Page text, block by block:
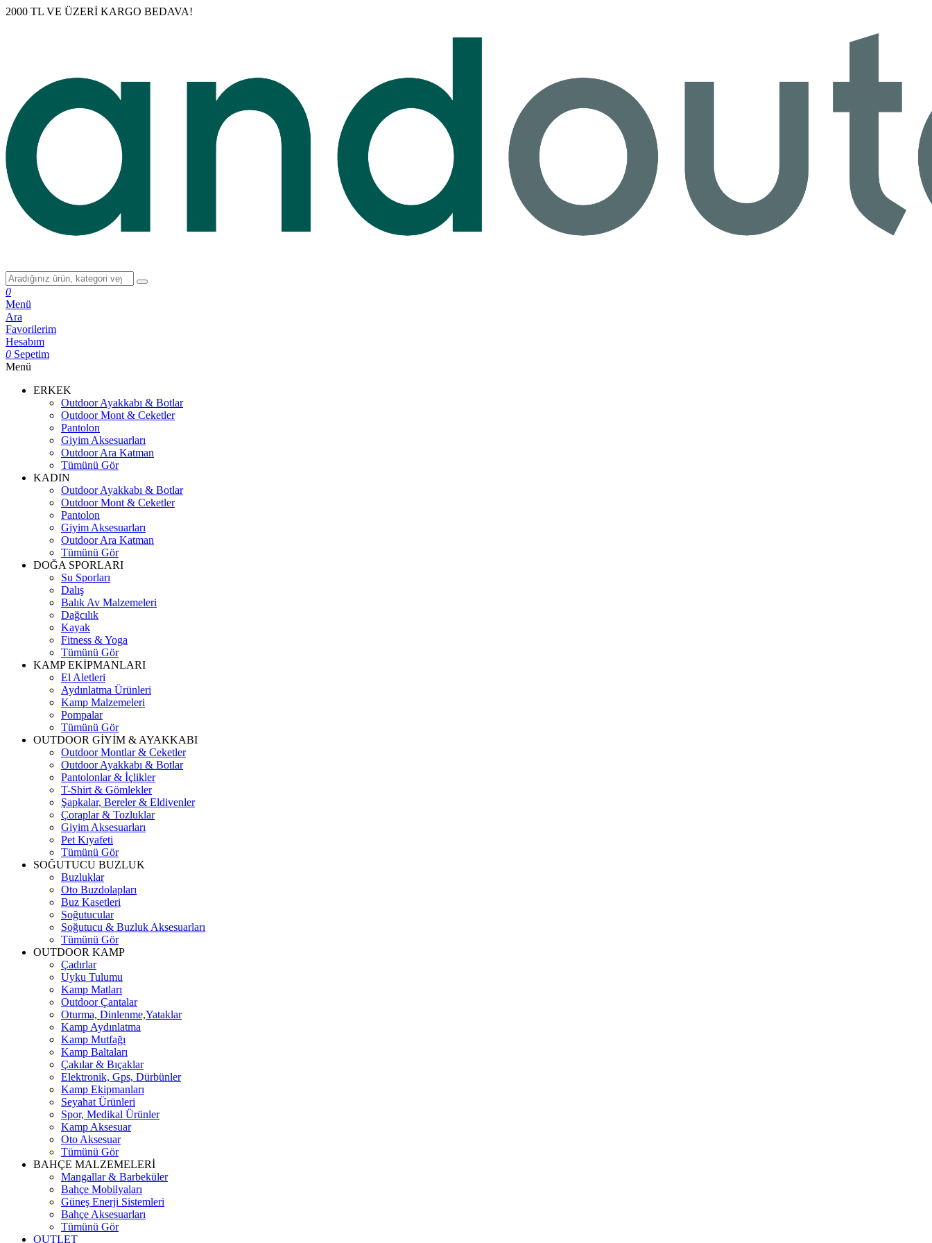
2000 TL VE ÜZERİ KARGO BEDAVA!
0
Menü
Ara
Favorilerim
Hesabım
0 Sepetim
Menü
ERKEK
Outdoor Ayakkabı & Botlar
Outdoor Mont & Ceketler
Pantolon
Giyim Aksesuarları
Outdoor Ara Katman
Tümünü Gör
KADIN
Outdoor Ayakkabı & Botlar
Outdoor Mont & Ceketler
Pantolon
Giyim Aksesuarları
Outdoor Ara Katman
Tümünü Gör
DOĞA SPORLARI
Su Sporları
Dalış
Balık Av Malzemeleri
Dağcılık
Kayak
Fitness & Yoga
Tümünü Gör
KAMP EKİPMANLARI
El Aletleri
Aydınlatma Ürünleri
Kamp Malzemeleri
Pompalar
Tümünü Gör
OUTDOOR GİYİM & AYAKKABI
Outdoor Montlar & Ceketler
Outdoor Ayakkabı & Botlar
Pantolonlar & İçlikler
T-Shirt & Gömlekler
Şapkalar, Bereler & Eldivenler
Çoraplar & Tozluklar
Giyim Aksesuarları
Pet Kıyafeti
Tümünü Gör
SOĞUTUCU BUZLUK
Buzluklar
Oto Buzdolapları
Buz Kasetleri
Soğutucular
Soğutucu & Buzluk Aksesuarları
Tümünü Gör
OUTDOOR KAMP
Çadırlar
Uyku Tulumu
Kamp Matları
Outdoor Çantalar
Oturma, Dinlenme,Yataklar
Kamp Aydınlatma
Kamp Mutfağı
Kamp Baltaları
Çakılar & Bıçaklar
Elektronik, Gps, Dürbünler
Kamp Ekipmanları
Seyahat Ürünleri
Spor, Medikal Ürünler
Kamp Aksesuar
Oto Aksesuar
Tümünü Gör
BAHÇE MALZEMELERİ
Mangallar & Barbeküler
Bahçe Mobilyaları
Güneş Enerji Sistemleri
Bahçe Aksesuarları
Tümünü Gör
OUTLET